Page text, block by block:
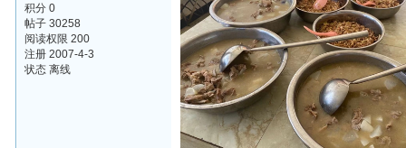
积分 0
帖子 30258
阅读权限 200
注册 2007-4-3
状态 离线